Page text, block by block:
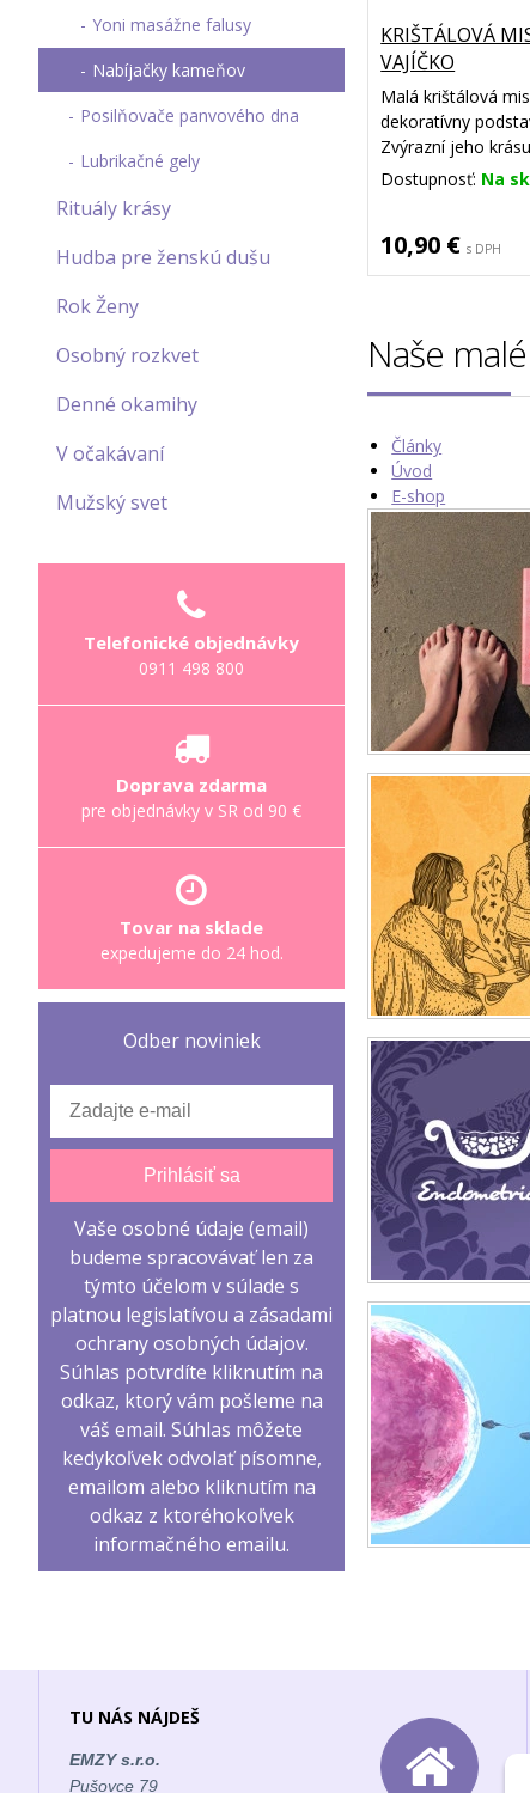
KRIŠTÁLOVÁ
VAJÍČKO
Malá krištálová
dekoratívny
Zvýrazní jeho
vzhľad.
Dostupnosť: Na
10,90 € s DPH
Naše
Články
Úvod
E-shop
Yoni masážne falusy
Nabíjačky kameňov
Posilňovače panvového dna
Lubrikačné gely
Rituály krásy
Hudba pre ženskú dušu
Rok Ženy
Osobný rozkvet
Denné okamihy
V očakávaní
Mužský svet
Telefonické objednávky
0911 498 800
Doprava zdarma
pre objednávky v SR od 90 €
Tovar na sklade
expedujeme do 24 hod.
Odber noviniek
Prihlásiť sa
Vaše osobné údaje (email)
budeme spracovávať len za
týmto účelom v súlade s
platnou legislatívou a zásadami
ochrany osobných údajov.
Súhlas potvrdíte kliknutím na
odkaz, ktorý vám pošleme na
váš email. Súhlas môžete
kedykoľvek odvolať písomne,
emailom alebo kliknutím na
odkaz z ktoréhokoľvek
informačného emailu.
TU NÁS NÁJDEŠ
EMZY s.r.o.
Pušovce 79